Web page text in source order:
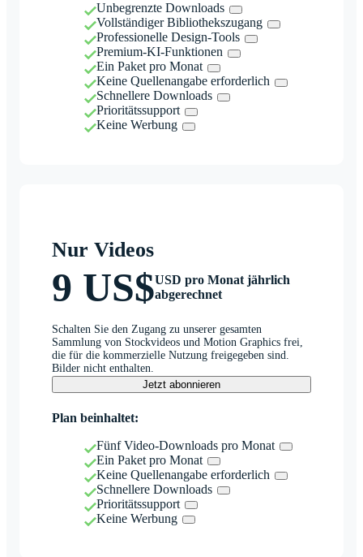
Unbegrenzte Downloads
Vollständiger Bibliothekszugang
Professionelle Design-Tools
Premium-KI-Funktionen
Ein Paket pro Monat
Keine Quellenangabe erforderlich
Schnellere Downloads
Prioritätssupport
Keine Werbung
Nur Videos
9 US$USD pro Monat jährlich
abgerechnet
Schalten Sie den Zugang zu unserer gesamten
Sammlung von Stockvideos und Motion Graphics frei,
die für die kommerzielle Nutzung freigegeben sind.
Bilder nicht enthalten.
Jetzt abonnieren
Plan beinhaltet:
Fünf Video-Downloads pro Monat
Ein Paket pro Monat
Keine Quellenangabe erforderlich
Schnellere Downloads
Prioritätssupport
Keine Werbung